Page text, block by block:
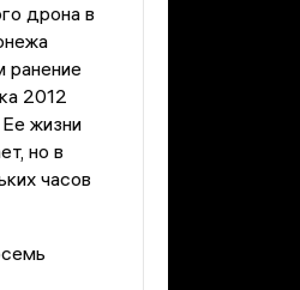
дрона в
ранение
2012
жизни
но в
часов